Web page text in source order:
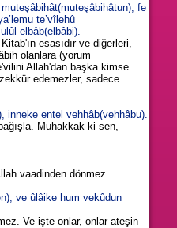
fe
te’vîlehû
elbâb(elbâbi).
esasıdır ve diğerleri,
olanlara (yorum
Allah'dan başka kimse
edemezler, sadece
inneke entel vehhâb(vehhâbu).
Muhakkak ki sen,
vaadinden dönmez.
ve ûlâike hum vekûdun
Ve işte onlar, onlar ateşin